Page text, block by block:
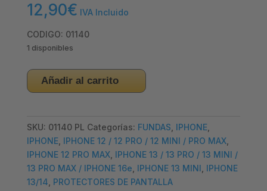
12,90€ IVA Incluido
CODIGO: 01140
1 disponibles
CRISTAL
TEMPLADO
IPHONE
12
PRO
MAX
/
Añadir al carrito
SKU: 01140 PL Categorías: FUNDAS, IPHONE,
IPHONE, IPHONE 12 / 12 PRO / 12 MINI / PRO MAX,
IPHONE 12 PRO MAX,
IPHONE 13 / 13 PRO / 13 MINI /
13 PRO MAX / IPHONE 16e, IPHONE 13 MINI ,
IPHONE
13/14, PROTECTORES DE PANTALLA